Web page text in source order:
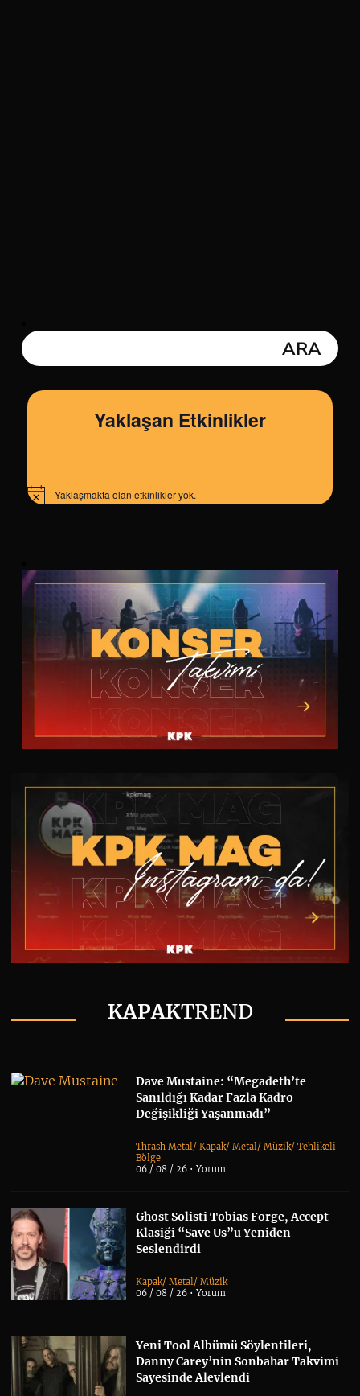
Yaklaşan Etkinlikler
Notice Yaklaşmakta olan etkinlikler yok.
KAPAKTREND
Dave Mustaine: “Megadeth’te
Sanıldığı Kadar Fazla Kadro
Değişikliği Yaşanmadı”
Thrash Metal/Kapak/Metal/Müzik/Tehlikeli
Bölge
06 / 08 / 26 •Yorum
Ghost Solisti Tobias Forge, Accept
Klasiği “Save Us”u Yeniden
Seslendirdi
Kapak/Metal/Müzik
06 / 08 / 26 •Yorum
Yeni Tool Albümü Söylentileri,
Danny Carey’nin Sonbahar Takvimi
Sayesinde Alevlendi